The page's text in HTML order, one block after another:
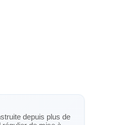
depuis plus de